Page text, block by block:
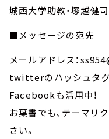
城西大学助教・塚越健
■メッセージの宛先
メールアドレス
twitterのハッシ
Facebookも活
お葉書でも、テーマリ
さい。